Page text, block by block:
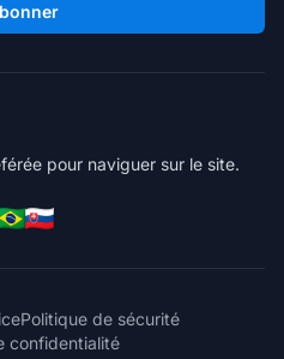
pour naviguer sur le site.
Politique de sécurité
confidentialité